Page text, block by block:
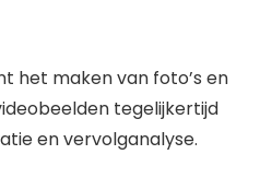
het maken van foto’s en
tegelijkertijd
en vervolganalyse.